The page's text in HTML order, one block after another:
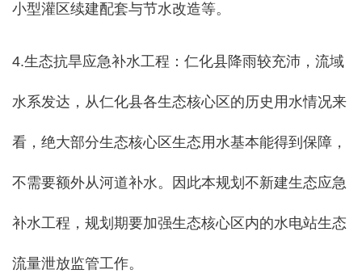
小型灌区续建配套与节水改造等。
4.生态抗旱应急补水工程：仁化县降雨较充沛，流域
水系发达，从仁化县各生态核心区的历史用水情况来
看，绝大部分生态核心区生态用水基本能得到保障，
不需要额外从河道补水。因此本规划不新建生态应急
补水工程，规划期要加强生态核心区内的水电站生态
流量泄放监管工作。